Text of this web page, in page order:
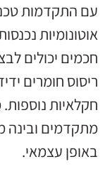
עם התקדמות
אוטונומיות
חכמים יכולים
ריסוס חומרים
חקלאיות
מתקדמים ובינה
באופן עצמאי.